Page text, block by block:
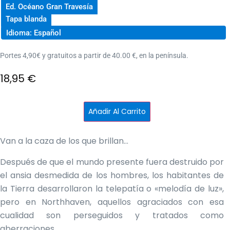
Ed. Océano Gran Travesía
Tapa blanda
Idioma: Español
Portes 4,90€ y gratuitos a partir de 40.00 €, en la península.
18,95 €
cantidad
Añadir Al Carrito
Van a la caza de los que brillan…
Después de que el mundo presente fuera destruido por
el ansia desmedida de los hombres, los habitantes de
la Tierra desarrollaron la telepatía o «melodía de luz»,
pero en Northhaven, aquellos agraciados con esa
cualidad son perseguidos y tratados como